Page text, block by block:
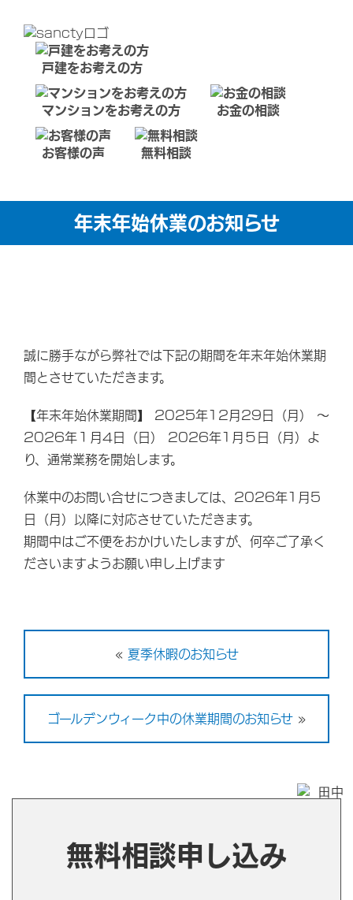
戸建をお考えの方
マンションをお考えの方 お金の相談
お客様の声 無料相談
年末年始休業のお知らせ
誠に勝手ながら弊社では下記の期間を年末年始休業期
間とさせていただきます。
【年末年始休業期間】 2025年12月29日（月） ～
2026年１月4日（日） 2026年1月５日（月）よ
り、通常業務を開始します。
休業中のお問い合せにつきましては、2026年1月5
日（月）以降に対応させていただきます。
期間中はご不便をおかけいたしますが、何卒ご了承く
ださいますようお願い申し上げます
« 夏季休暇のお知らせ
ゴールデンウィーク中の休業期間のお知らせ »
無料相談申し込み